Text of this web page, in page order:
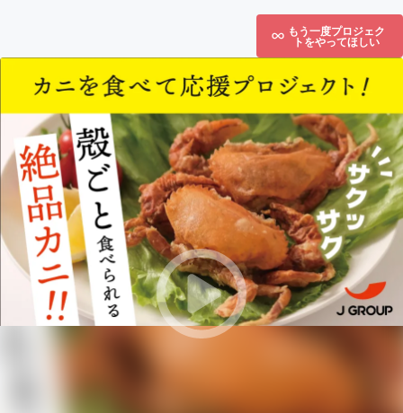
もう一度プロジェク
トをやってほしい